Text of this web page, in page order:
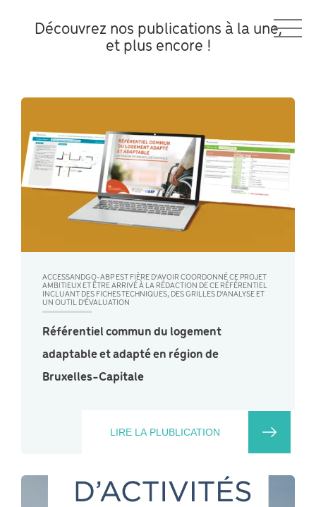
Découvrez nos publications à la une,
et plus encore !
ACCESSANDGO-ABP EST FIÈRE D'AVOIR COORDONNÉ CE PROJET
AMBITIEUX ET ÊTRE ARRIVÉ À LA RÉDACTION DE CE RÉFÉRENTIEL
INCLUANT DES FICHES TECHNIQUES, DES GRILLES D'ANALYSE ET
UN OUTIL D'ÉVALUATION
Référentiel commun du logement
adaptable et adapté en région de
Bruxelles-Capitale
LIRE LA PLUBLICATION